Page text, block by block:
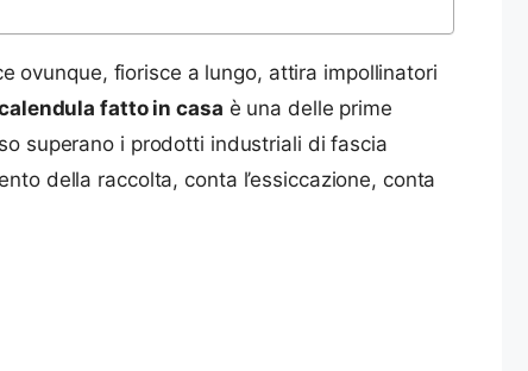
ovunque, fiorisce a lungo, attira impollinatori
fatto in casa è una delle prime
superano i prodotti industriali di fascia
della raccolta, conta l’essiccazione, conta